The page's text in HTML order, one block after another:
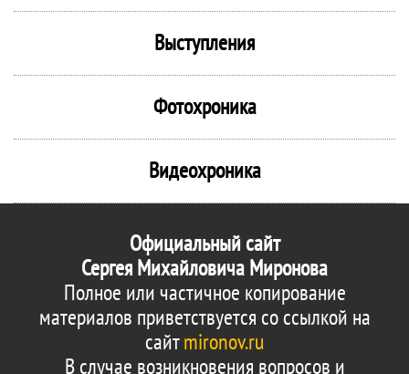
Выступления
Фотохроника
Видеохроника
Официальный сайт
Сергея Михайловича Миронова
Полное или частичное копирование
материалов приветствуется со ссылкой на
сайтmironov.ru
В случае возникновения вопросов и